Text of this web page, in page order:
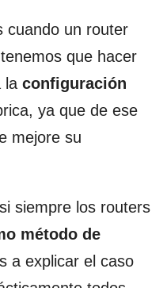
cuando un router
que hacer
la configuración
ya que de ese
mejore su
siempre los routers
método de
a explicar el caso